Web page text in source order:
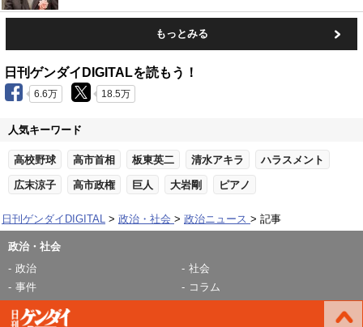
もっとみる
日刊ゲンダイDIGITALを読もう！
6.6万 18.5万
人気キーワード
高校野球 高市首相 板東英二 清水アキラ ハラスメント
広末涼子 高市政権 巨人 大岩剛 ピアノ
日刊ゲンダイDIGITAL 政治・社会 政治ニュース 記事
政治・社会
政治
社会
事件
コラム